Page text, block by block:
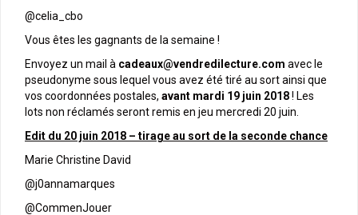
@celia_cbo
Vous êtes les gagnants de la semaine !
Envoyez un mail à cadeaux@vendredilecture.com avec le
pseudonyme sous lequel vous avez été tiré au sort ainsi que
vos coordonnées postales, avant mardi 19 juin 2018! Les
lots non réclamés seront remis en jeu mercredi 20 juin.
Edit du 20 juin 2018 – tirage au sort de la seconde chance
Marie Christine David
@j0annamarques
@CommenJouer